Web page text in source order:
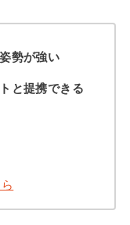
勢が強い
と提携できる